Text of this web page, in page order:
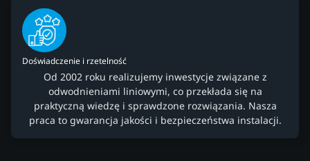
Doświadczenie i rzetelność
Od 2002 roku realizujemy inwestycje związane z
odwodnieniami liniowymi, co przekłada się na
praktyczną wiedzę i sprawdzone rozwiązania. Nasza
praca to gwarancja jakości i bezpieczeństwa instalacji.